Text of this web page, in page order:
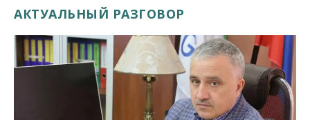
АКТУАЛЬНЫЙ РАЗГОВОР